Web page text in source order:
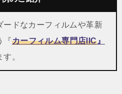
ードなカーフィルムや革新
『カーフィルム専門店IIC』
。